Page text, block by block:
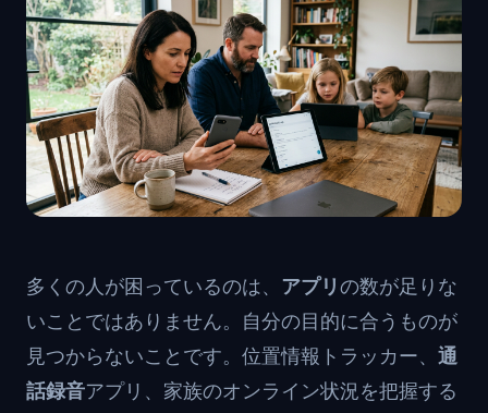
多くの人が困っているのは、 アプリの数が足りな
いことではありません。自分の目的に合うものが
見つからないことです。位置情報トラッカー、 通
話録音アプリ、家族のオンライン状況を把握する